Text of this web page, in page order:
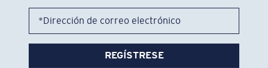
*Dirección de correo electrónico
REGÍSTRESE